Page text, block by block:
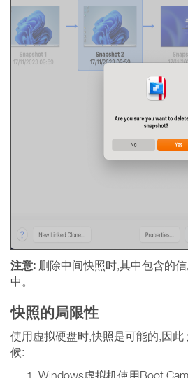
注意: 删除中间快照时,其中包含的
中。
快照的局限性
使用虚拟硬盘时,快照是可能的,因此
候:
Windows虚拟机使用Boot